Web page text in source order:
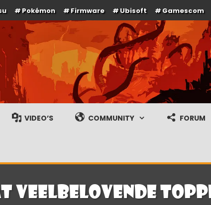
Pokémon Firmware Ubisoft Gamescom
streams
VIDEO’S COMMUNITY FORUM
veelbelovende